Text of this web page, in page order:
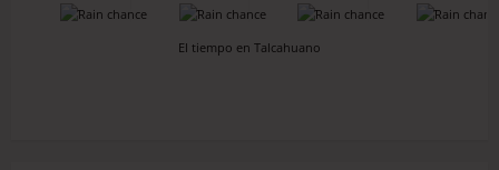
- - - -
El tiempo en Talcahuano